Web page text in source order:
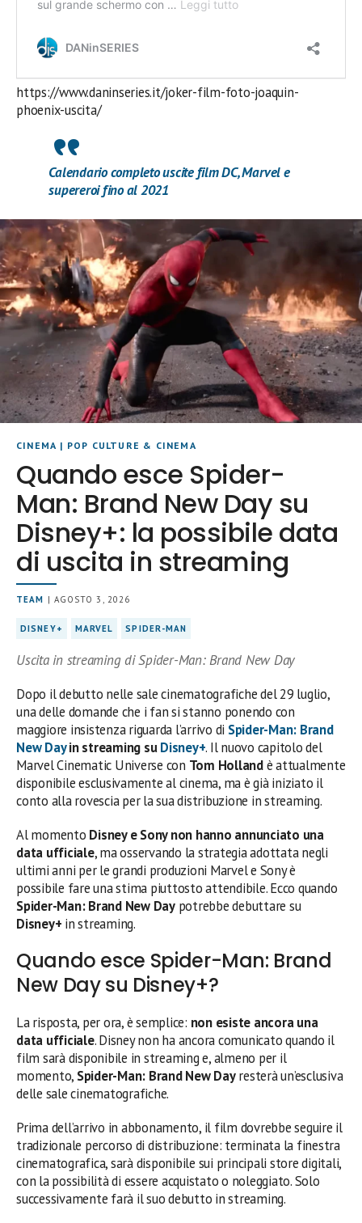
https://www.daninseries.it/joker-film-foto-joaquin-
phoenix-uscita/
Calendario completo uscite film DC, Marvel e
supereroi fino al 2021
CINEMA | POP CULTURE & CINEMA
Quando esce Spider-
Man: Brand New Day su
Disney+: la possibile data
di uscita in streaming
TEAM | AGOSTO 3, 2026
DISNEY+ MARVEL SPIDER-MAN
Uscita in streaming di Spider-Man: Brand New Day
Dopo il debutto nelle sale cinematografiche del 29 luglio,
una delle domande che i fan si stanno ponendo con
maggiore insistenza riguarda l’arrivo di Spider-Man: Brand
New Dayin streaming suDisney+. Il nuovo capitolo del
Marvel Cinematic Universe con Tom Hollandè attualmente
disponibile esclusivamente al cinema, ma è già iniziato il
conto alla rovescia per la sua distribuzione in streaming.
Al momento Disney e Sony non hanno annunciato una
data ufficiale, ma osservando la strategia adottata negli
ultimi anni per le grandi produzioni Marvel e Sony è
possibile fare una stima piuttosto attendibile. Ecco quando
Spider-Man: Brand New Daypotrebbe debuttare su
Disney+ in streaming.
Quando esce Spider-Man: Brand
New Day su Disney+?
La risposta, per ora, è semplice: non esiste ancora una
data ufficiale. Disney non ha ancora comunicato quando il
film sarà disponibile in streaming e, almeno per il
momento, Spider-Man: Brand New Dayresterà un’esclusiva
delle sale cinematografiche.
Prima dell’arrivo in abbonamento, il film dovrebbe seguire il
tradizionale percorso di distribuzione: terminata la finestra
cinematografica, sarà disponibile sui principali store digitali,
con la possibilità di essere acquistato o noleggiato. Solo
successivamente farà il suo debutto in streaming.